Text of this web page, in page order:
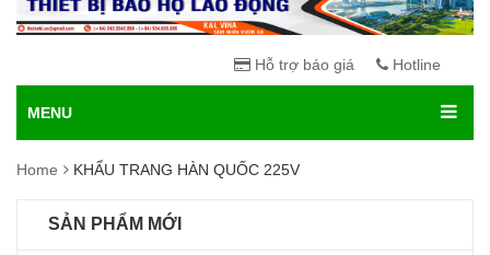
Hỗ trợ báo giá Hotline
MENU
Home KHẨU TRANG HÀN QUỐC 225V
SẢN PHẨM MỚI